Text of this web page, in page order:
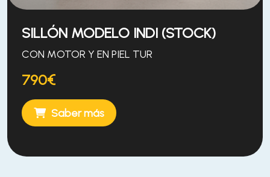
SILLÓN MODELO INDI (STOCK)
CON MOTOR Y EN PIEL TUR
790€
Saber más